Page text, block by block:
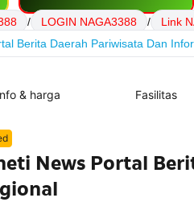
/ LOGIN NAGA3388 /
Link
Berita Daerah Pariwisata Dan
& harga Fasilitas
News Portal